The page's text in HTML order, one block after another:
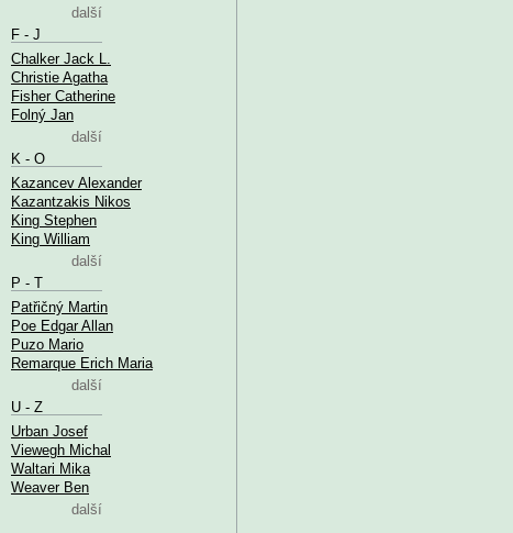
další
F - J
Chalker Jack L.
Christie Agatha
Fisher Catherine
Folný Jan
další
K - O
Kazancev Alexander
Kazantzakis Nikos
King Stephen
King William
další
P - T
Patřičný Martin
Poe Edgar Allan
Puzo Mario
Remarque Erich Maria
další
U - Z
Urban Josef
Viewegh Michal
Waltari Mika
Weaver Ben
další